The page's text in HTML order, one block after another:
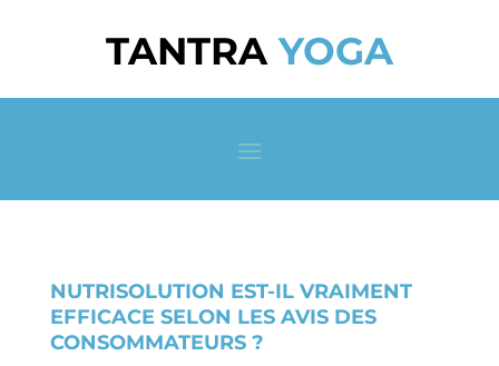
TANTRAYOGA
NUTRISOLUTION EST-IL VRAIMENT
EFFICACE SELON LES AVIS DES
CONSOMMATEURS ?